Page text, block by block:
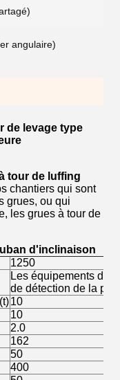
angulaire)
de levage type
tour de luffing
chantiers qui sont
grues, ou qui
les grues à tour de
d'inclinaison
1250
Les équipements
de détection de la
10
10
2.0
162
50
400